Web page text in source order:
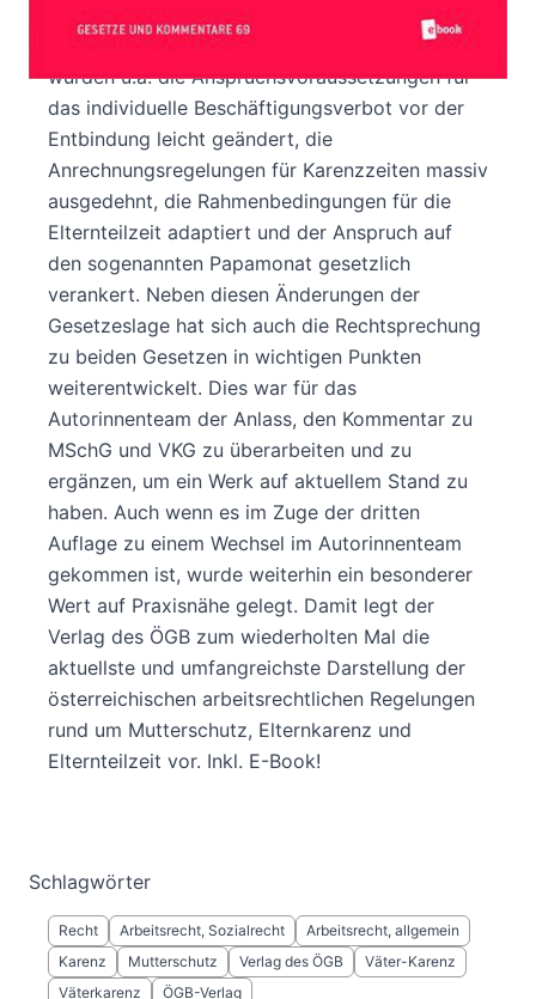
Seit der letzten Auflage im Jahr 2013 gab es im
MSchG und im VKG einige Änderungen. So
wurden u.a. die Anspruchsvoraussetzungen für
das individuelle Beschäftigungsverbot vor der
Entbindung leicht geändert, die
Anrechnungsregelungen für Karenzzeiten massiv
ausgedehnt, die Rahmenbedingungen für die
Elternteilzeit adaptiert und der Anspruch auf
den sogenannten Papamonat gesetzlich
verankert. Neben diesen Änderungen der
Gesetzeslage hat sich auch die Rechtsprechung
zu beiden Gesetzen in wichtigen Punkten
weiterentwickelt. Dies war für das
Autorinnenteam der Anlass, den Kommentar zu
MSchG und VKG zu überarbeiten und zu
ergänzen, um ein Werk auf aktuellem Stand zu
haben. Auch wenn es im Zuge der dritten
Auflage zu einem Wechsel im Autorinnenteam
gekommen ist, wurde weiterhin ein besonderer
Wert auf Praxisnähe gelegt. Damit legt der
Verlag des ÖGB zum wiederholten Mal die
aktuellste und umfangreichste Darstellung der
österreichischen arbeitsrechtlichen Regelungen
rund um Mutterschutz, Elternkarenz und
Elternteilzeit vor. Inkl. E-Book!
Schlagwörter
Recht Arbeitsrecht, Sozialrecht
Arbeitsrecht, allgemein
Karenz
Mutterschutz Verlag des ÖGB
Väter-Karenz
Väterkarenz
ÖGB-Verlag